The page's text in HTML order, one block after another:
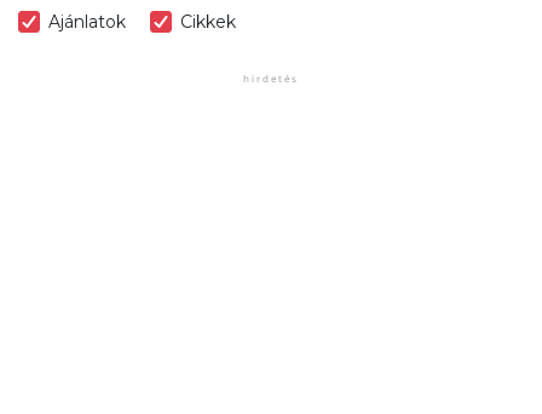
Ajánlatok Cikkek